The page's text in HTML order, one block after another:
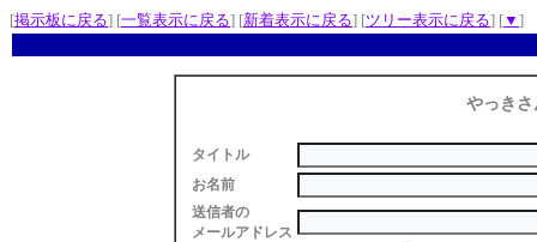
[掲示板に戻る] [一覧表示に戻る] [新着表示に戻る] [ツリー表示に戻る] [▼ ]
やっきさ
タイトル
お名前
送信者の
メールアドレス